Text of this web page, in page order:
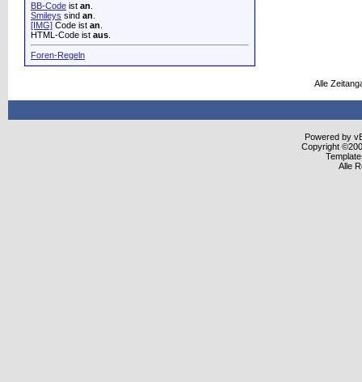
BB-Code ist an
Smileys sind an
[IMG] Code ist an
HTML-Code ist aus
Foren-Regeln
Alle
Powered by
Copyright
Alle